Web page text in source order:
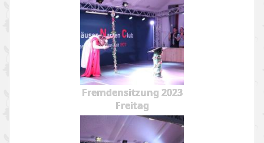
Fremdensitzung 2023
Freitag